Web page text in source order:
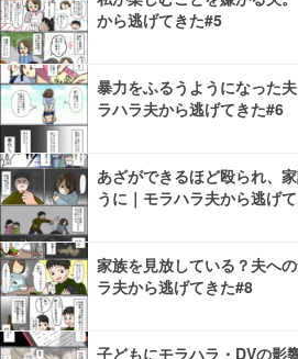
から逃げてきた#5
暴力をふるうようになった
ラハラ夫から逃げてきた#6
あざができるほど殴られ、
うに｜モラハラ夫から逃げ
家族を見放している？夫へ
ラ夫から逃げてきた#8
子どもにモラハラ・DVの影